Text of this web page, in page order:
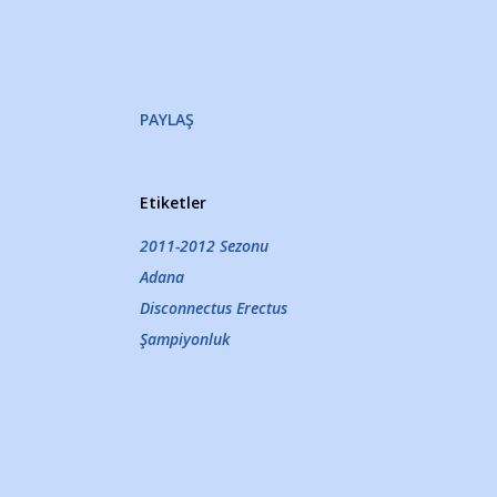
PAYLAŞ
Etiketler
2011-2012 Sezonu
Adana
Disconnectus Erectus
Şampiyonluk